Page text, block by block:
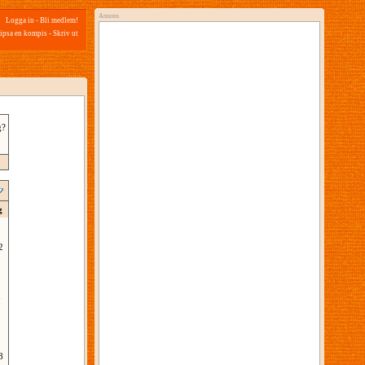
Logga in - Bli medlem!
en kompis - Skriv ut
Annons